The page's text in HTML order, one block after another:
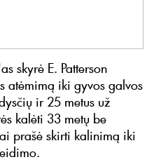
skyrė E. Patterson
atėmimą iki gyvos galvos
ir 25 metus už
kalėti 33 metų be
prašė skirti kalinimą iki